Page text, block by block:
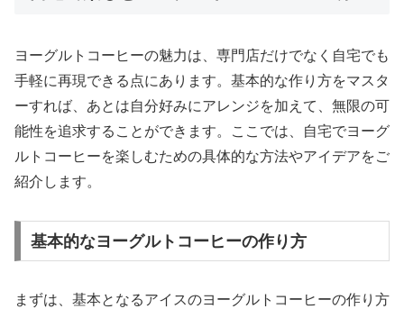
ヨーグルトコーヒーの魅力は、専門店だけでなく自宅でも
手軽に再現できる点にあります。基本的な作り方をマスタ
ーすれば、あとは自分好みにアレンジを加えて、無限の可
能性を追求することができます。ここでは、自宅でヨーグ
ルトコーヒーを楽しむための具体的な方法やアイデアをご
紹介します。
基本的なヨーグルトコーヒーの作り方
まずは、基本となるアイスのヨーグルトコーヒーの作り方